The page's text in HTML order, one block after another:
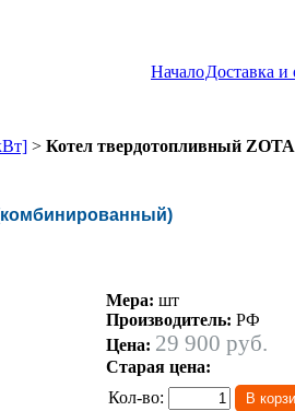
НачалоДоставка и
> Котел твердотопливный
Мера: шт
Производитель: РФ
Цена: 29 900 руб.
Старая цена:
Кол-во: